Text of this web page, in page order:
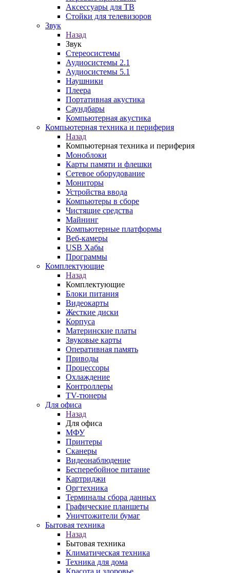
Аксессуары для ТВ
Стойки для телевизоров
Звук
Назад
Звук
Стереосистемы
Аудиосистемы 2.1
Аудиосистемы 5.1
Наушники
Плеера
Портативная акустика
Саундбары
Компьютерная акустика
Компьютерная техника и периферия
Назад
Компьютерная техника и периферия
Моноблоки
Карты памяти и флешки
Сетевое оборудование
Мониторы
Устройства ввода
Компьютеры в сборе
Чистящие средства
Майнинг
Компьютерные платформы
Веб-камеры
USB Хабы
Программы
Комплектующие
Назад
Комплектующие
Блоки питания
Видеокарты
Жесткие диски
Корпуса
Материнские платы
Звуковые карты
Оперативная память
Приводы
Процессоры
Охлаждение
Контроллеры
TV-тюнеры
Для офиса
Назад
Для офиса
МФУ
Принтеры
Сканеры
Видеонаблюдение
Бесперебойное питание
Картриджи
Оргтехника
Терминалы сбора данных
Графические планшеты
Уничтожители бумаг
Бытовая техника
Назад
Бытовая техника
Климатическая техника
Техника для дома
Красота и здоровье